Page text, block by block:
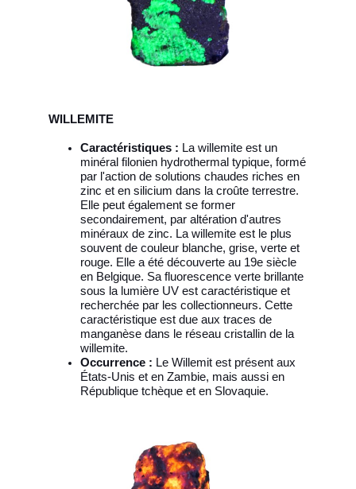
WILLEMITE
Caractéristiques : La willemite est un
minéral filonien hydrothermal typique, formé
par l'action de solutions chaudes riches en
zinc et en silicium dans la croûte terrestre.
Elle peut également se former
secondairement, par altération d'autres
minéraux de zinc. La willemite est le plus
souvent de couleur blanche, grise, verte et
rouge. Elle a été découverte au 19e siècle
en Belgique. Sa fluorescence verte brillante
sous la lumière UV est caractéristique et
recherchée par les collectionneurs. Cette
caractéristique est due aux traces de
manganèse dans le réseau cristallin de la
willemite.
Occurrence : Le Willemit est présent aux
États-Unis et en Zambie, mais aussi en
République tchèque et en Slovaquie.